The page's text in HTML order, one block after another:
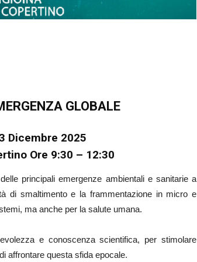
GLOBALE
Dicembre 2025
Ore 9:30 – 12:30
principali emergenze ambientali e sanitarie a
di smaltimento e la frammentazione in micro e
ma anche per la salute umana.
e conoscenza scientifica, per stimolare
affrontare questa sfida epocale.